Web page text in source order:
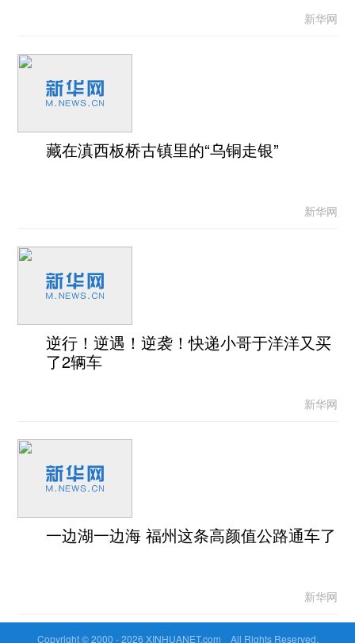
新华网
藏在滇西板桥古镇里的“乌铜走银”
新华网
逆行！逆遇！逆袭！快递小哥于洋洋又买
了2辆车
新华网
一边湖一边海 福州这条高颜值公路通车了
新华网
Copyright © 2000 -2026 XINHUANET.com All Rights Reserved.